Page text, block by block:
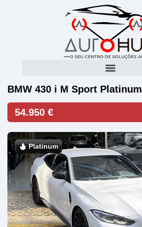
BMW 430 i M Sport Platinum
54.950 €
Platinum